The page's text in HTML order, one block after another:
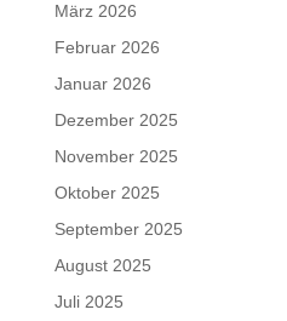
März 2026
Februar 2026
Januar 2026
Dezember 2025
November 2025
Oktober 2025
September 2025
August 2025
Juli 2025